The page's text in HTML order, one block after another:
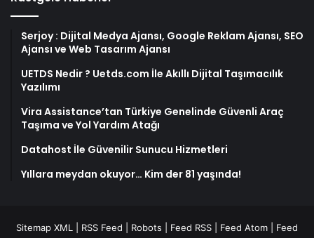
Serjoy : Dijital Medya Ajansı, Google Reklam Ajansı, SEO
Ajansı ve Web Tasarım Ajansı
UETDS Nedir ? Uetds.com İle Akıllı Dijital Taşımacılık
Yazılımı
Vira Assistance’tan Türkiye Genelinde Güvenli Araç
Taşıma ve Yol Yardım Atağı
Datahost İle Güvenilir Sunucu Hizmetleri
Yıllara meydan okuyor… Kim der 81 yaşında!
Sitemap XML RSS Feed Robots Feed RSS Feed Atom
Feed